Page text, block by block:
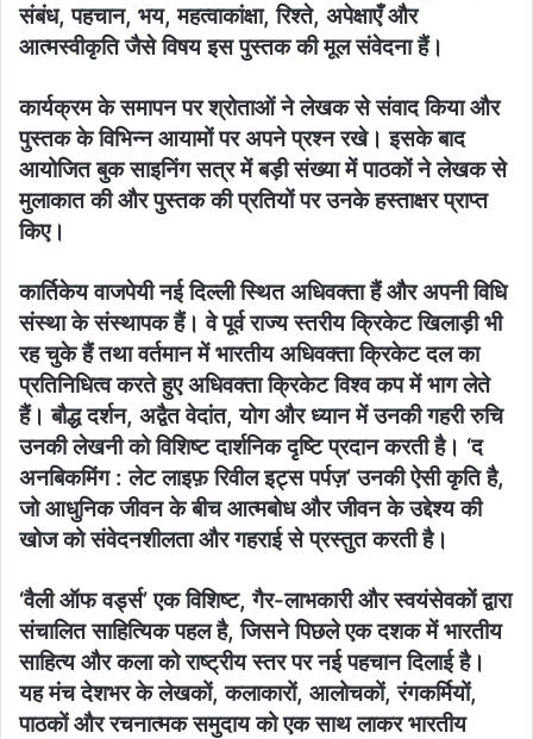
संबंध, पहचान, भय, महत्वाकांक्षा, रिश्ते, अपेक्षाएँ और
आत्मस्वीकृति जैसे विषय इस पुस्तक की मूल संवेदना हैं।
कार्यक्रम के समापन पर श्रोताओं ने लेखक से संवाद किया और
पुस्तक के विभिन्न आयामों पर अपने प्रश्न रखे। इसके बाद
आयोजित बुक साइनिंग सत्र में बड़ी संख्या में पाठकों ने लेखक से
मुलाकात की और पुस्तक की प्रतियों पर उनके हस्ताक्षर प्राप्त
किए।
कार्तिकेय वाजपेयी नई दिल्ली स्थित अधिवक्ता हैं और अपनी विधि
संस्था के संस्थापक हैं। वे पूर्व राज्य स्तरीय क्रिकेट खिलाड़ी भी
रह चुके हैं तथा वर्तमान में भारतीय अधिवक्ता क्रिकेट दल का
प्रतिनिधित्व करते हुए अधिवक्ता क्रिकेट विश्व कप में भाग लेते
हैं। बौद्ध दर्शन, अद्वैत वेदांत, योग और ध्यान में उनकी गहरी रुचि
उनकी लेखनी को विशिष्ट दार्शनिक दृष्टि प्रदान करती है। ‘द
अनबिकमिंग : लेट लाइफ़ रिवील इट्स पर्पज़’ उनकी ऐसी कृति है,
जो आधुनिक जीवन के बीच आत्मबोध और जीवन के उद्देश्य की
खोज को संवेदनशीलता और गहराई से प्रस्तुत करती है।
‘वैली ऑफ वर्ड्स’ एक विशिष्ट, गैर-लाभकारी और स्वयंसेवकों द्वारा
संचालित साहित्यिक पहल है, जिसने पिछले एक दशक में भारतीय
साहित्य और कला को राष्ट्रीय स्तर पर नई पहचान दिलाई है।
यह मंच देशभर के लेखकों, कलाकारों, आलोचकों, रंगकर्मियों,
पाठकों और रचनात्मक समुदाय को एक साथ लाकर भारतीय